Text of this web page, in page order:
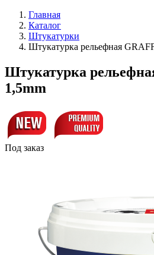
Главная
Каталог
Штукатурки
Штукатурка рельефная
Штукатурка
1,5mm
Под заказ